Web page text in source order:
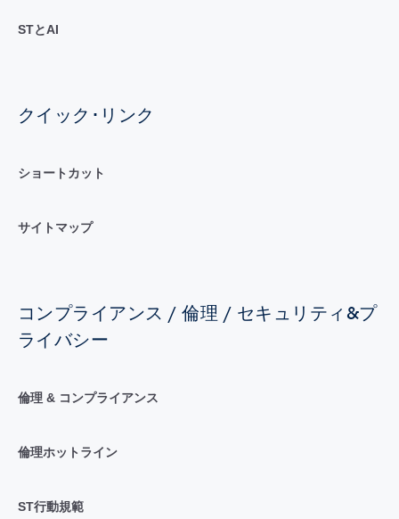
STとAI
クイック･リンク
ショートカット
サイトマップ
コンプライアンス / 倫理 / セキュリティ&プ
ライバシー
倫理 & コンプライアンス
倫理ホットライン
ST行動規範